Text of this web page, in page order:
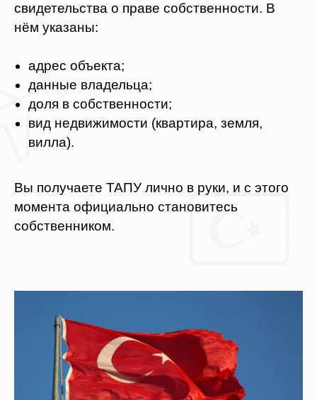
свидетельства о праве собственности. В
нём указаны:
адрес объекта;
данные владельца;
доля в собственности;
вид недвижимости (квартира, земля,
вилла).
Вы получаете ТАПУ лично в руки, и с этого
момента официально становитесь
собственником.